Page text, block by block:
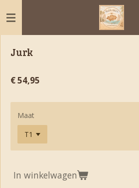
direct
naar
Jurk
€ 54,95
Maat
In winkelwagen